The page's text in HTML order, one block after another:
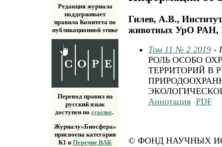
Редакция журнала
поддерживает
правила Комитета по
публикационной этике
Перевод правил на
русский язык
доступен поссылке.
Журналу«Биосфера»
присвоена категория
К1 вПеречне ВАК
Гилев, А.В.,
животных УрО РАН,
Том 11 № 2 2019-
РОЛЬ ОСОБО
ТЕРРИТОРИЙ В
Аннотация PDF
© ФОНД НАУЧНЫХ